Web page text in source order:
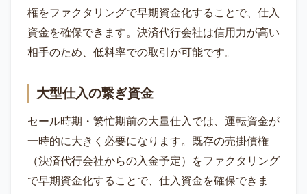
権をファクタリングで早期資金化することで、仕入
資金を確保できます。決済代行会社は信用力が高い
相手のため、低料率での取引が可能です。
大型仕入の繋ぎ資金
セール時期・繁忙期前の大量仕入では、運転資金が
一時的に大きく必要になります。既存の売掛債権
（決済代行会社からの入金予定）をファクタリング
で早期資金化することで、仕入資金を確保できま